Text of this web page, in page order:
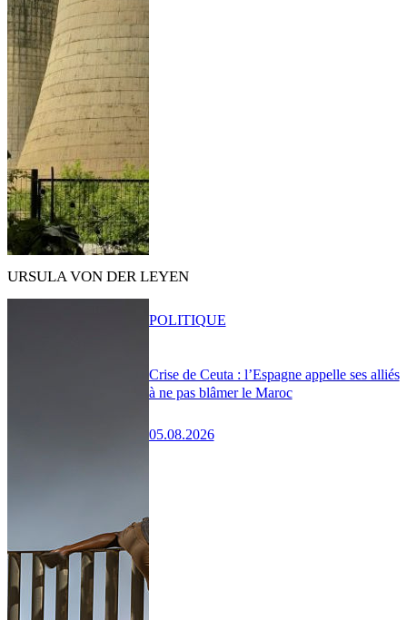
URSULA VON DER LEYEN
Crise de Ceuta : l’Espagne appelle ses alliés
à ne pas blâmer le Maroc
05.08.2026
POLITIQUE